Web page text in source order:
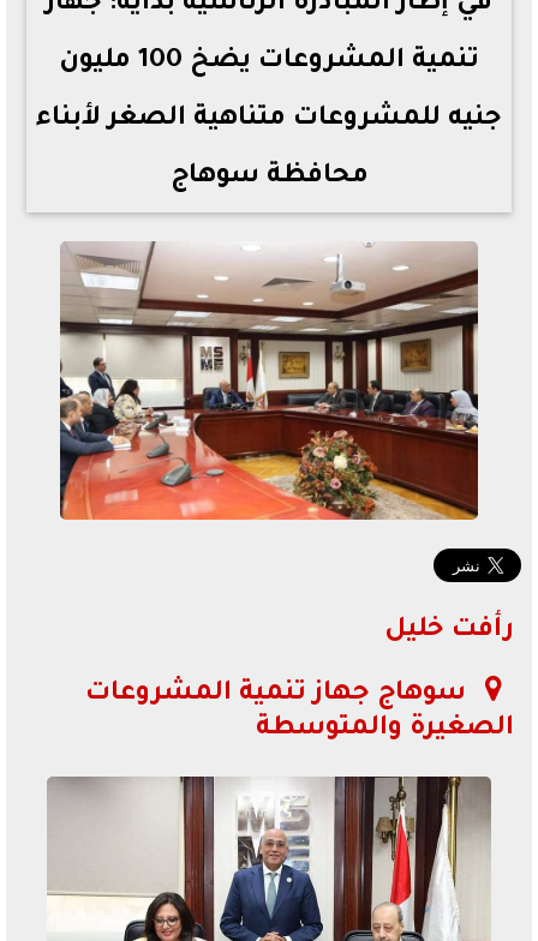
تنمية المشروعات يضخ 100 مليون
جنيه للمشروعات متناهية الصغر لأبناء
محافظة سوهاج
رأفت خليل
سوهاج جهاز تنمية المشروعات
الصغيرة والمتوسطة